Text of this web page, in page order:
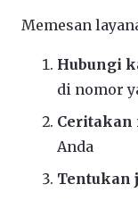
Memesan
Hubungi
di nomor
Ceritakan
Anda
Tentukan